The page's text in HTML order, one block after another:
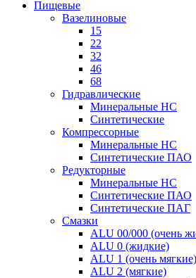
Пищевые
Вазелиновые
15
22
32
46
68
Гидравлические
Минеральные HC
Синтетические
Компрессорные
Минеральные HC
Синтетические ПАО
Редукторные
Минеральные HC
Синтетические ПАО
Синтетические ПАГ
Смазки
ALU 00/000 (очень
ALU 0 (жидкие)
ALU 1 (очень мягкие)
ALU 2 (мягкие)